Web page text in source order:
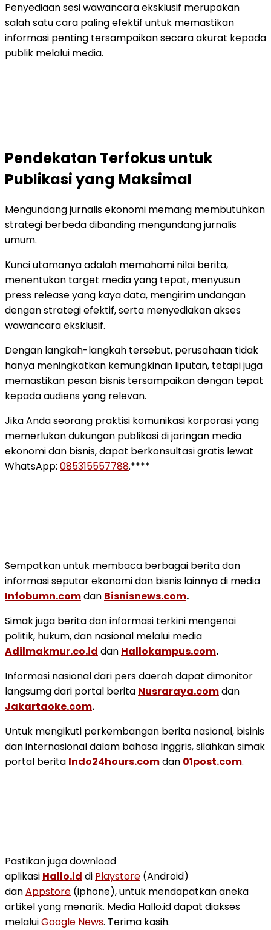
Penyediaan sesi wawancara eksklusif merupakan
salah satu cara paling efektif untuk memastikan
informasi penting tersampaikan secara akurat kepada
publik melalui media.
Pendekatan Terfokus untuk
Publikasi yang Maksimal
Mengundang jurnalis ekonomi memang membutuhkan
strategi berbeda dibanding mengundang jurnalis
umum.
Kunci utamanya adalah memahami nilai berita,
menentukan target media yang tepat, menyusun
press release yang kaya data, mengirim undangan
dengan strategi efektif, serta menyediakan akses
wawancara eksklusif.
Dengan langkah-langkah tersebut, perusahaan tidak
hanya meningkatkan kemungkinan liputan, tetapi juga
memastikan pesan bisnis tersampaikan dengan tepat
kepada audiens yang relevan.
Jika Anda seorang praktisi komunikasi korporasi yang
memerlukan dukungan publikasi di jaringan media
ekonomi dan bisnis, dapat berkonsultasi gratis lewat
WhatsApp: 085315557788.****
Sempatkan untuk membaca berbagai berita dan
informasi seputar ekonomi dan bisnis lainnya di media
Infobumn.comdan Bisnisnews.com.
Simak juga berita dan informasi terkini mengenai
politik, hukum, dan nasional melalui media
Adilmakmur.co.id dan Hallokampus.com.
Informasi nasional dari pers daerah dapat dimonitor
langsumg dari portal berita Nusraraya.comdan
Jakartaoke.com.
Untuk mengikuti perkembangan berita nasional, bisinis
dan internasional dalam bahasa Inggris, silahkan simak
portal berita Indo24hours.comdan 01post.com.
Pastikan juga download
aplikasi Hallo.id di Playstore (Android)
danAppstore (iphone), untuk mendapatkan aneka
artikel yang menarik. Media Hallo.id dapat diakses
melaluiGoogle News. Terima kasih.